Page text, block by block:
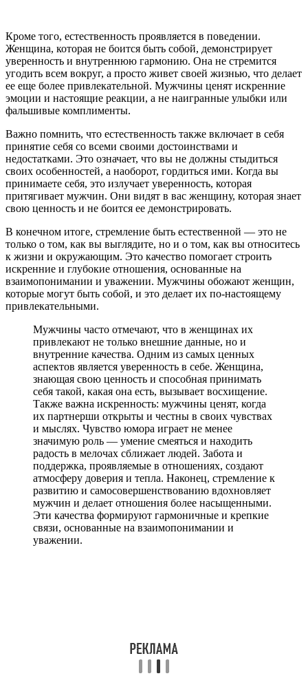
Кроме того, естественность проявляется в поведении.
Женщина, которая не боится быть собой, демонстрирует
уверенность и внутреннюю гармонию. Она не стремится
угодить всем вокруг, а просто живет своей жизнью, что делает
ее еще более привлекательной. Мужчины ценят искренние
эмоции и настоящие реакции, а не наигранные улыбки или
фальшивые комплименты.
Важно помнить, что естественность также включает в себя
принятие себя со всеми своими достоинствами и
недостатками. Это означает, что вы не должны стыдиться
своих особенностей, а наоборот, гордиться ими. Когда вы
принимаете себя, это излучает уверенность, которая
притягивает мужчин. Они видят в вас женщину, которая знает
свою ценность и не боится ее демонстрировать.
В конечном итоге, стремление быть естественной — это не
только о том, как вы выглядите, но и о том, как вы относитесь
к жизни и окружающим. Это качество помогает строить
искренние и глубокие отношения, основанные на
взаимопонимании и уважении. Мужчины обожают женщин,
которые могут быть собой, и это делает их по-настоящему
привлекательными.
Мужчины часто отмечают, что в женщинах их
привлекают не только внешние данные, но и
внутренние качества. Одним из самых ценных
аспектов является уверенность в себе. Женщина,
знающая свою ценность и способная принимать
себя такой, какая она есть, вызывает восхищение.
Также важна искренность: мужчины ценят, когда
их партнерши открыты и честны в своих чувствах
и мыслях. Чувство юмора играет не менее
значимую роль — умение смеяться и находить
радость в мелочах сближает людей. Забота и
поддержка, проявляемые в отношениях, создают
атмосферу доверия и тепла. Наконец, стремление к
развитию и самосовершенствованию вдохновляет
мужчин и делает отношения более насыщенными.
Эти качества формируют гармоничные и крепкие
связи, основанные на взаимопонимании и
уважении.